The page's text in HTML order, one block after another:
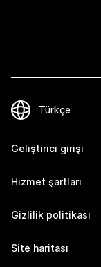
Geliştirici girişi
Hizmet şartları
Gizlilik politikası
Site haritası